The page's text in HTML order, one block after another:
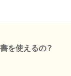
を使えるの？